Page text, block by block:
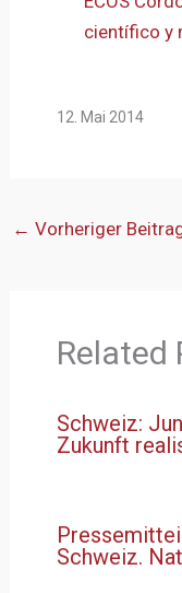
científico y
12. Mai 2014
← Vorheriger
Related
Schweiz:
Zukunft
Schweiz.